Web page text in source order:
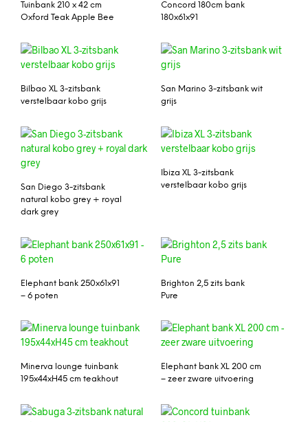
Tuinbank 210 x 42 cm
Oxford Teak Apple Bee
Concord 180cm bank
180x61x91
Bilbao XL 3-zitsbank
verstelbaar kobo grijs
San Marino 3-zitsbank wit
grijs
San Diego 3-zitsbank
natural kobo grey + royal
dark grey
Ibiza XL 3-zitsbank
verstelbaar kobo grijs
Elephant bank 250x61x91
– 6 poten
Brighton 2,5 zits bank
Pure
Minerva lounge tuinbank
195x44xH45 cm teakhout
Elephant bank XL 200 cm
– zeer zware uitvoering